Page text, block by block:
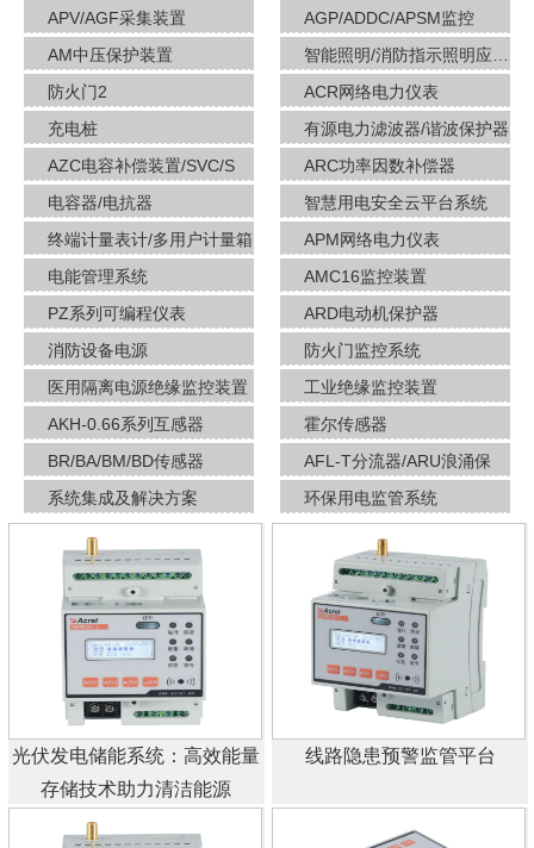
APV/AGF采集装置
AGP/ADDC/APSM监控
AM中压保护装置
防火门2
ACR网络电力仪表
充电桩
有源电力滤波器/谐波保护器
AZC电容补偿装置/SVC/S
ARC功率因数补偿器
电容器/电抗器
智慧用电安全云平台系统
终端计量表计/多用户计量箱
APM网络电力仪表
电能管理系统
AMC16监控装置
PZ系列可编程仪表
ARD电动机保护器
消防设备电源
防火门监控系统
医用隔离电源绝缘监控装置
工业绝缘监控装置
AKH-0.66系列互感器
霍尔传感器
BR/BA/BM/BD传感器
AFL-T分流器/ARU浪涌保
系统集成及解决方案
环保用电监管系统
光伏发电储能系统：高效能量
存储技术助力清洁能源
线路隐患预警监管平台